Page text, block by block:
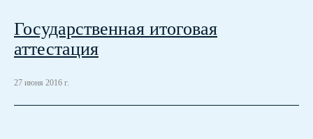
Государственная итоговая
аттестация
27 июня 2016 г.